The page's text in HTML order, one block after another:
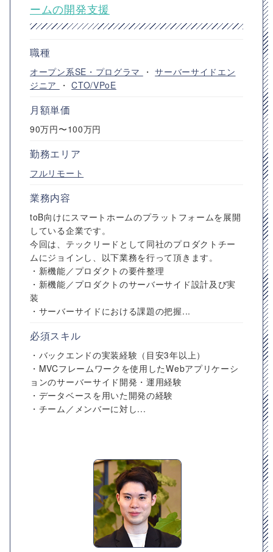
ームの開発支援
職種
オープン系SE・プログラマ ・サーバーサイドエン
ジニア
・CTO/VPoE
月額単価
90万円〜100万円
勤務エリア
フルリモート
業務内容
toB向けにスマートホームのプラットフォームを展開
している企業です。
今回は、テックリードとして同社のプロダクトチー
ムにジョインし、以下業務を行って頂きます。
・新機能／プロダクトの要件整理
・新機能／プロダクトのサーバーサイド設計及び実
装
・サーバーサイドにおける課題の把握...
必須スキル
・バックエンドの実装経験（目安3年以上）
・MVCフレームワークを使用したWebアプリケーシ
ョンのサーバーサイド開発・運用経験
・データベースを用いた開発の経験
・チーム／メンバーに対し...